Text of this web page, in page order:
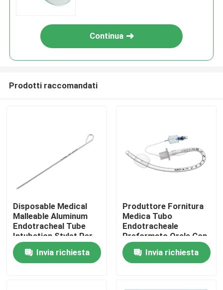
Casa.
Continua
Prodotti raccomandati
Disposable Medical
Malleable Aluminum
Endotracheal Tube
Intubation Stylet Per
l'intubazione dello
stilettoInvia richiesta
Produttore Fornitura
Medica Tubo
Endotracheale
Preformato Orale Con
Manicetta
Invia richiesta